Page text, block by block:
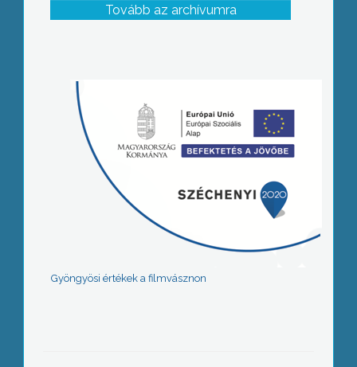
Tovább az archívumra
Gyöngyösi értékek a filmvásznon